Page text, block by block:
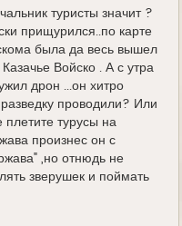
туристы значит ?
прищурился..по карте
была да весь вышел
Войско . А с утра
дрон ...он хитро
проводили? Или
турусы на
произнес он с
,но отнюдь не
зверушек и поймать